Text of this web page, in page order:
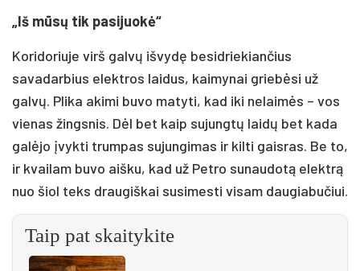
„Iš mūsų tik pasijuokė“
Koridoriuje virš galvų išvydę besidriekiančius
savadarbius elektros laidus, kaimynai griebėsi už
galvų. Plika akimi buvo matyti, kad iki nelaimės – vos
vienas žingsnis. Dėl bet kaip sujungtų laidų bet kada
galėjo įvykti trumpas sujungimas ir kilti gaisras. Be to,
ir kvailam buvo aišku, kad už Petro sunaudotą elektrą
nuo šiol teks draugiškai susimesti visam daugiabučiui.
Taip pat skaitykite